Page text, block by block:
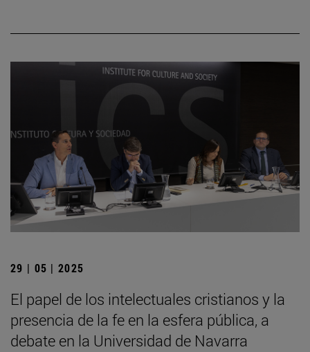
29 | 05 | 2025
El papel de los intelectuales cristianos y la
presencia de la fe en la esfera pública, a
debate en la Universidad de Navarra